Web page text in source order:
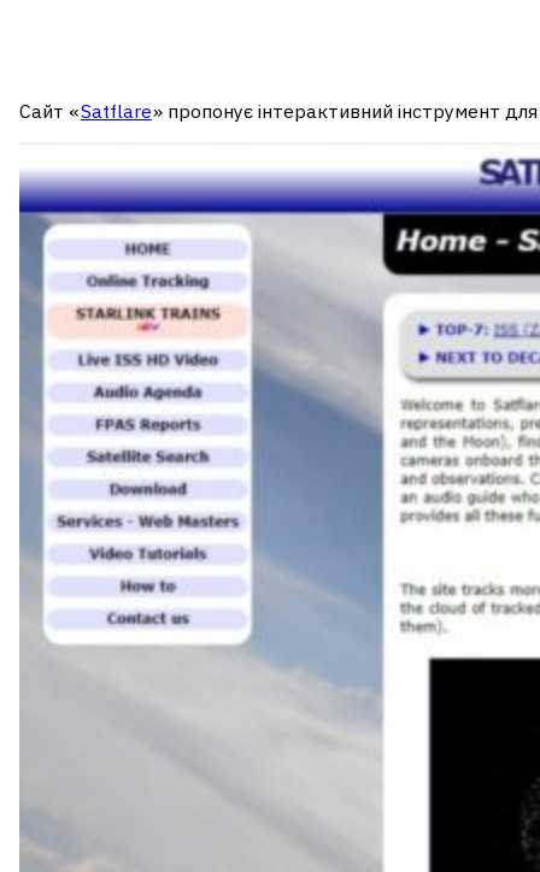
Сайт «Satflare» пропонує інтерактивний інструмент